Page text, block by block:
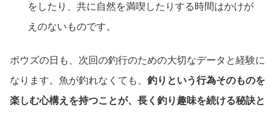
をしたり、共に自然を満喫したりする時間はかけが
えのないものです。
ボウズの日も、次回の釣行のための大切なデータと経験に
なります。魚が釣れなくても、 釣りという行為そのものを
楽しむ心構えを持つことが、長く釣り趣味を続ける秘訣と